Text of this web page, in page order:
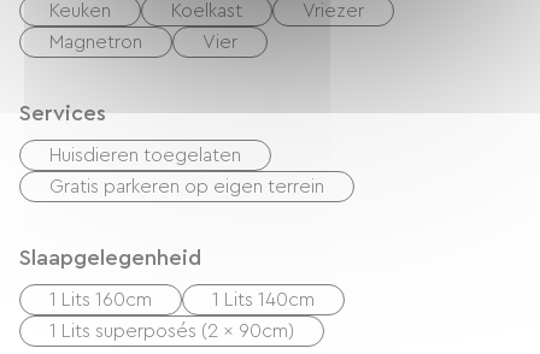
Keuken Koelkast
Vriezer
Magnetron
Vier
Services
Huisdieren toegelaten
Gratis parkeren op eigen terrein
Slaapgelegenheid
1 Lits 160cm
1 Lits 140cm
1 Lits superposés (2 x 90cm)